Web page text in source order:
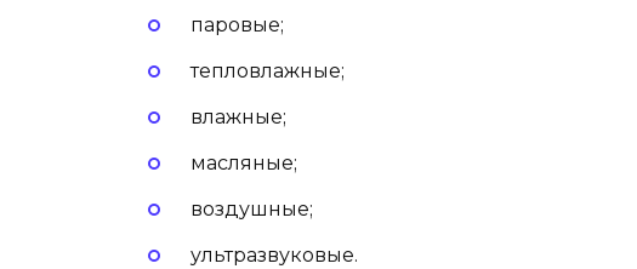
паровые;
тепловлажные;
влажные;
масляные;
воздушные;
ультразвуковые.